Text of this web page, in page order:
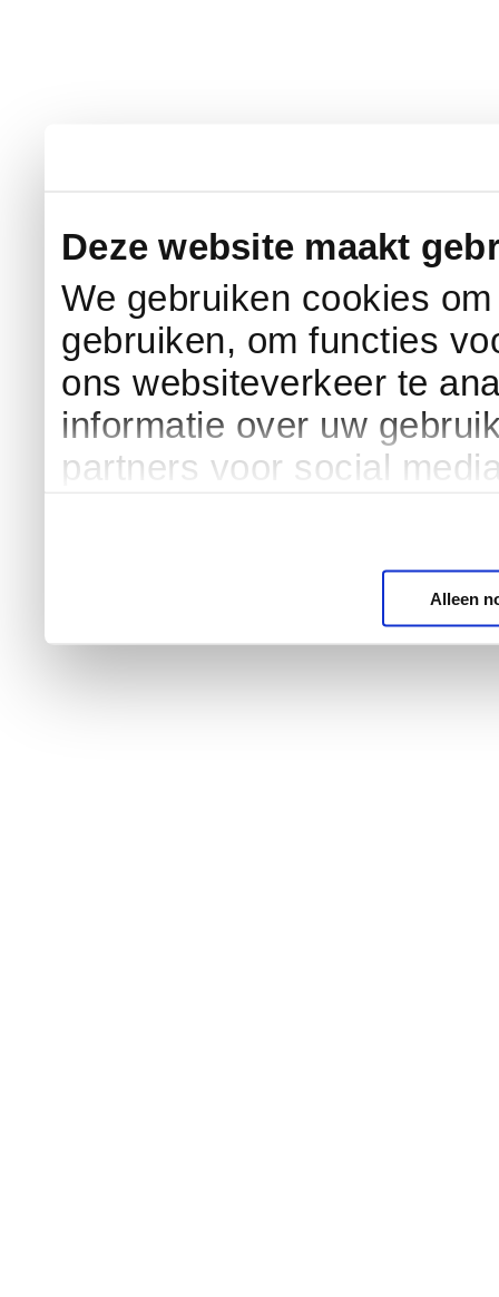
Deze website maakt
We gebruiken cookies
gebruiken, om functies
ons websiteverkeer te
informatie over uw
partners voor social
Alleen